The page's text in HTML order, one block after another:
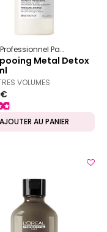
L’Oréal Professionnel Paris
Metal Detox
VOLUMES
AJOUTER AU PANIER